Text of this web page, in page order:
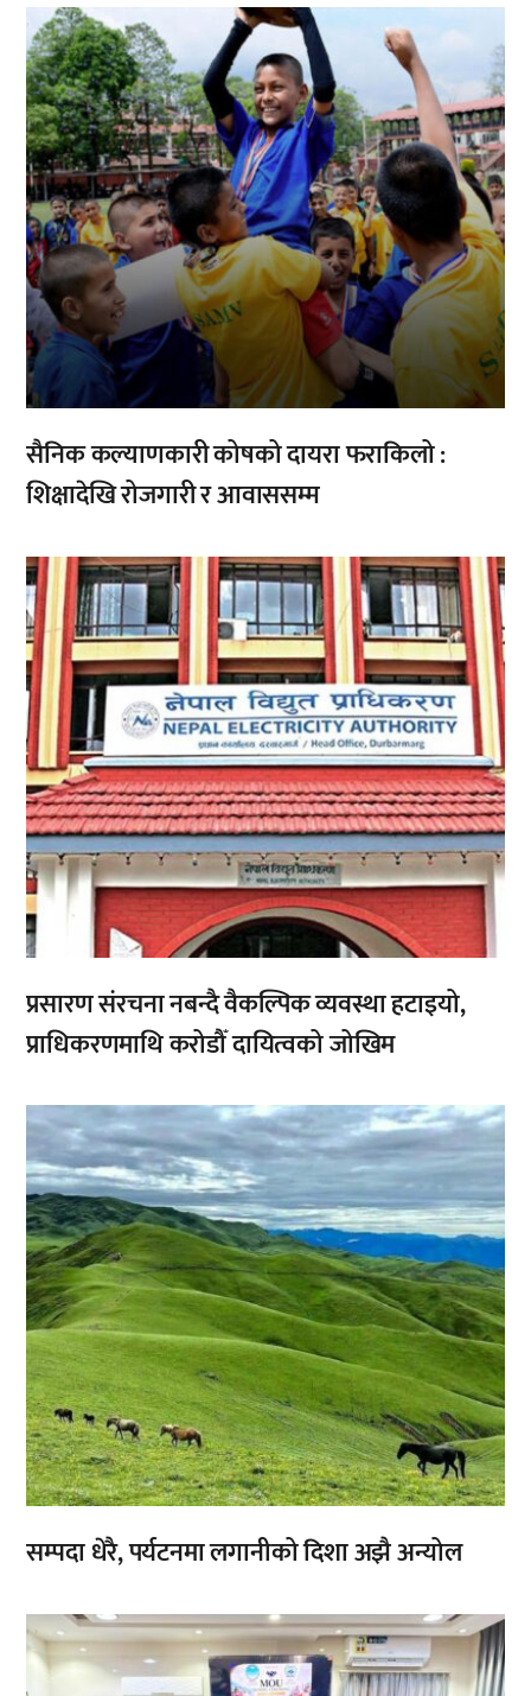
,
सैनिक कल्याणकारी कोषको दायरा फराकिलो :
शिक्षादेखि रोजगारी र आवाससम्म
,
प्रसारण संरचना नबन्दै वैकल्पिक व्यवस्था हटाइयो,
प्राधिकरणमाथि करोडौँ दायित्वको जोखिम
,
सम्पदा धेरै, पर्यटनमा लगानीको दिशा अझै अन्योल
,,